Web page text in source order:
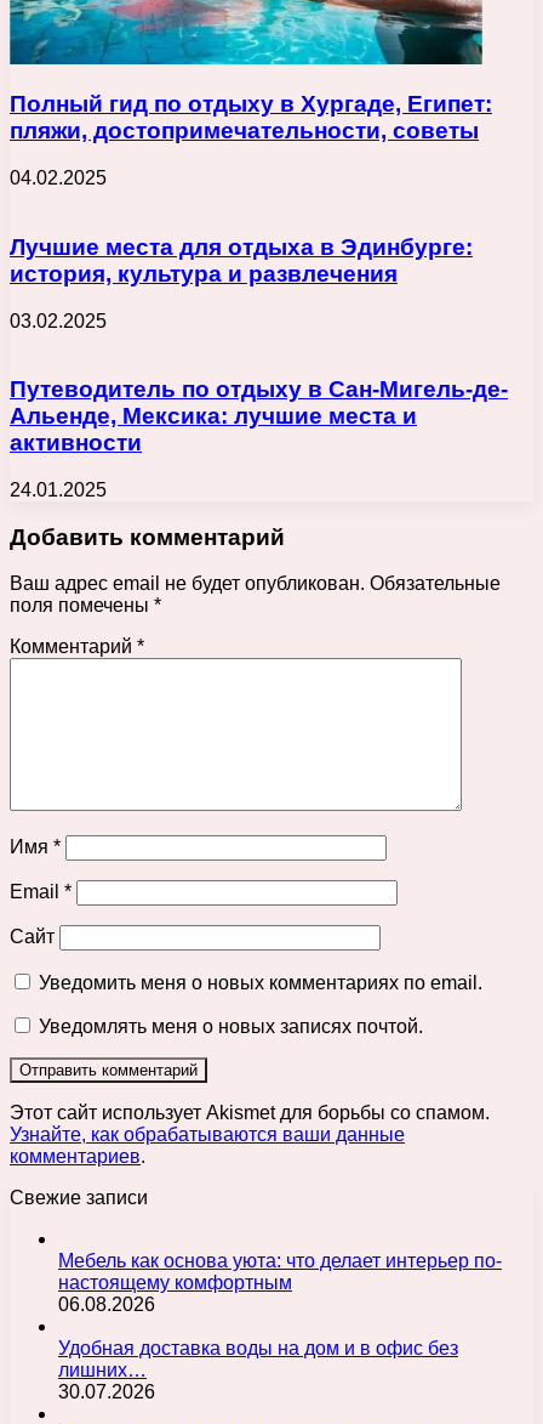
Полный гид по отдыху в Хургаде, Египет:
пляжи, достопримечательности, советы
04.02.2025
Лучшие места для отдыха в Эдинбурге:
история, культура и развлечения
03.02.2025
Путеводитель по отдыху в Сан-Мигель-де-
Альенде, Мексика: лучшие места и
активности
24.01.2025
Добавить комментарий
Ваш адрес email не будет опубликован. Обязательные
поля помечены *
Комментарий *
Имя *
Email *
Сайт
Уведомить меня о новых комментариях по email.
Уведомлять меня о новых записях почтой.
Этот сайт использует Akismet для борьбы со спамом.
Узнайте, как обрабатываются ваши данные
комментариев.
Свежие записи
Мебель как основа уюта: что делает интерьер по-
настоящему комфортным
06.08.2026
Удобная доставка воды на дом и в офис без
лишних…
30.07.2026